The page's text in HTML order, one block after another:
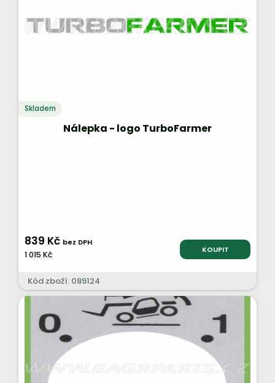
Skladem
Nálepka - logo TurboFarmer
839 Kč bez DPH
1 015 Kč KOUPIT
Kód zboží: 089124